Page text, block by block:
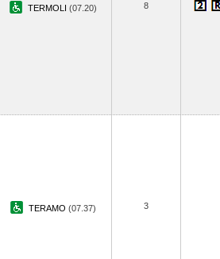
TERMOLI (07.20) 8
TERAMO (07.37) 3